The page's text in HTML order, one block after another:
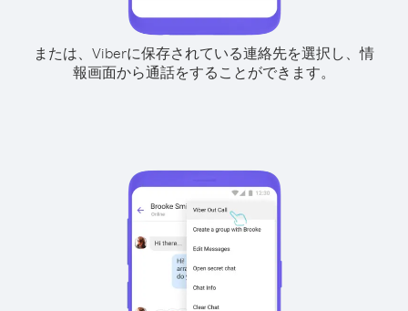
または、Viberに保存されている連絡先を選択し、情
報画面から通話をすることができます。